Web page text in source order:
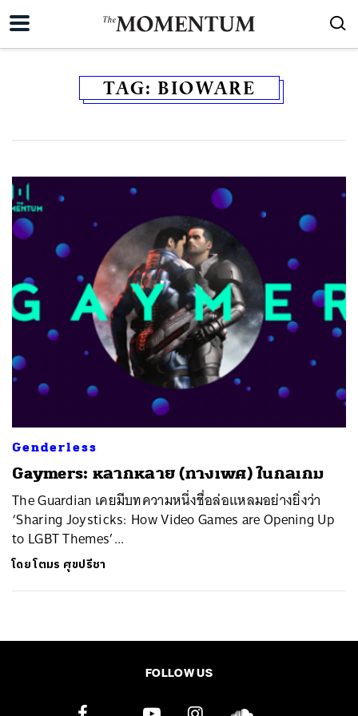
TAG: BIOWARE
Genderless
Gaymers: หลากหลาย (ทางเพศ) ในกลเกม
​The Guardian เคยมีบทความหนึ่งชื่อล่อแหลมอย่างยิ่งว่า
‘Sharing Joysticks: How Video Games are Opening Up
to LGBT Themes’...
โดยโตมร ศุขปรีชา
FOLLOW US
ค้นหา
SHARE TWEET EMAIL